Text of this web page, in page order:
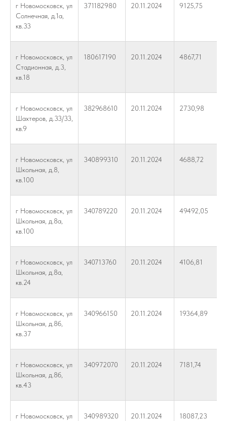
г Новомосковск, ул
Солнечная, д.1а,
кв.33
371182980 20.11.2024 9125,75
г Новомосковск, ул
Стадионная, д.3,
кв.18
180617190 20.11.2024 4867,71
г Новомосковск, ул
Шахтеров, д.33/33,
кв.9
382968610 20.11.2024 2730,98
г Новомосковск, ул
Школьная, д.8,
кв.100
340899310 20.11.2024 4688,72
г Новомосковск, ул
Школьная, д.8а,
кв.100
340789220 20.11.2024 49492,05
г Новомосковск, ул
Школьная, д.8а,
кв.24
340713760 20.11.2024 4106,81
г Новомосковск, ул
Школьная, д.8б,
кв.37
340966150 20.11.2024 19364,89
г Новомосковск, ул
Школьная, д.8б,
кв.43
340972070 20.11.2024 7181,74
г Новомосковск, ул
340989320 20.11.2024 18087,23